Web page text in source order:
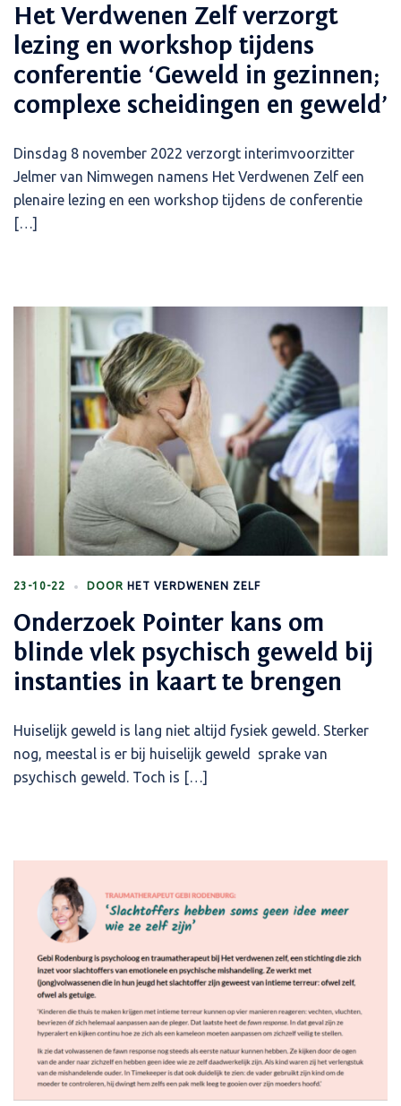
Het Verdwenen Zelf verzorgt
lezing en workshop tijdens
conferentie ‘Geweld in gezinnen;
complexe scheidingen en geweld’
Dinsdag 8 november 2022 verzorgt interimvoorzitter
Jelmer van Nimwegen namens Het Verdwenen Zelf een
plenaire lezing en een workshop tijdens de conferentie
[…]
23-10-22 DOOR HET VERDWENEN ZELF
Onderzoek Pointer kans om
blinde vlek psychisch geweld bij
instanties in kaart te brengen
Huiselijk geweld is lang niet altijd fysiek geweld. Sterker
nog, meestal is er bij huiselijk geweld sprake van
psychisch geweld. Toch is […]